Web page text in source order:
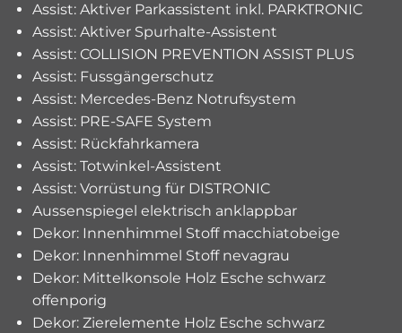
Assist: Aktiver Parkassistent inkl. PARKTRONIC
Assist: Aktiver Spurhalte-Assistent
Assist: COLLISION PREVENTION ASSIST PLUS
Assist: Fussgängerschutz
Assist: Mercedes-Benz Notrufsystem
Assist: PRE-SAFE System
Assist: Rückfahrkamera
Assist: Totwinkel-Assistent
Assist: Vorrüstung für DISTRONIC
Aussenspiegel elektrisch anklappbar
Dekor: Innenhimmel Stoff macchiatobeige
Dekor: Innenhimmel Stoff nevagrau
Dekor: Mittelkonsole Holz Esche schwarz
offenporig
Dekor: Zierelemente Holz Esche schwarz